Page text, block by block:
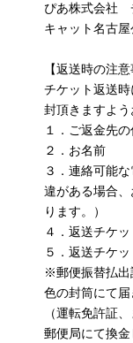
ぴあ株式会社
キャット名古
【返送時の注意
チケット返送
封頂きますよう
１．ご返金先
２．お名前
３．連絡可能
違がある場合
ります。）
４．返送チケ
５．返送チケ
※郵便振替払出
色の封筒にて
（運転免許証
郵便局にて換金